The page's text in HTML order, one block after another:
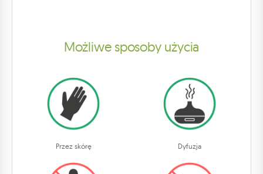
Możliwe sposoby użycia
Przez skórę Dyfuzja